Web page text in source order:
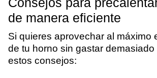
de manera eficiente
Si quieres aprovechar al máximo
de tu horno sin gastar demasiado
estos consejos: